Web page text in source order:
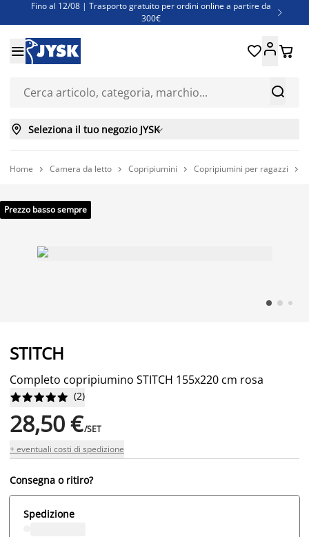
Fino al 12/08 | Trasporto gratuito per ordini online a partire da
300€

Super offerte d'estate | Oltre 1.500 articoli fino al 70%
Finanziamenti - Scegli il piano di rimborso più adatto a te


 
 Seleziona il tuo negozio JYSK
Home  Camera da letto  Copripiumini  Copripiumini per ragazzi 
Prezzo basso sempre
STITCH
Completo copripiumino STITCH 155x220 cm rosa





 (2)
28,50 €/SET
+ eventuali costi di spedizione
Consegna o ritiro?
Spedizione